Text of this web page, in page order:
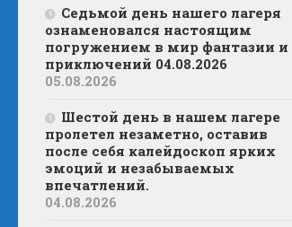
Седьмой день нашего лагеря
ознаменовался настоящим
погружением в мир фантазии и
приключений 04.08.2026
05.08.2026
Шестой день в нашем лагере
пролетел незаметно, оставив
после себя калейдоскоп ярких
эмоций и незабываемых
впечатлений.
04.08.2026